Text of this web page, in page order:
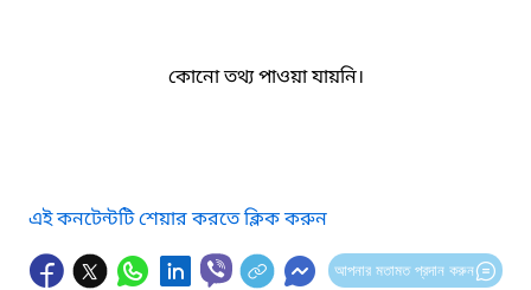
কোনো তথ্য পাওয়া যায়নি।
এই কনটেন্টটি শেয়ার করতে ক্লিক করুন
আপনার মতামত প্রদান করুন